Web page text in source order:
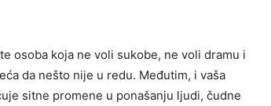
osoba koja ne voli sukobe, ne voli dramu i
da nešto nije u redu. Međutim, i vaša
sitne promene u ponašanju ljudi, čudne